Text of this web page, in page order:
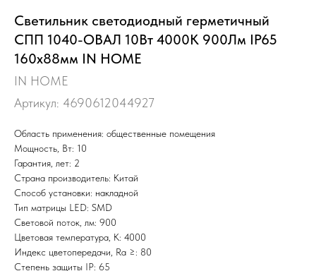
Светильник светодиодный герметичный
СПП 1040-ОВАЛ 10Вт 4000К 900Лм IP65
160х88мм IN HOME
IN HOME
Артикул: 4690612044927
Область применения: общественные помещения
Мощность, Вт: 10
Гарантия, лет: 2
Страна производитель: Китай
Способ установки: накладной
Тип матрицы LED: SMD
Световой поток, лм: 900
Цветовая температура, К: 4000
Индекс цветопередачи, Ra ≥: 80
Степень защиты IP: 65